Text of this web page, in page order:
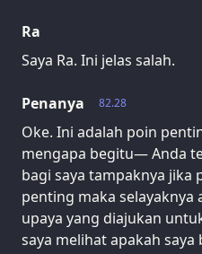
Ra
Saya Ra. Ini jelas salah.
82.28
Penanya
Oke. Ini adalah poin
mengapa begitu— Anda
bagi saya tampaknya jika
penting maka selayaknya
upaya yang diajukan
saya melihat apakah saya